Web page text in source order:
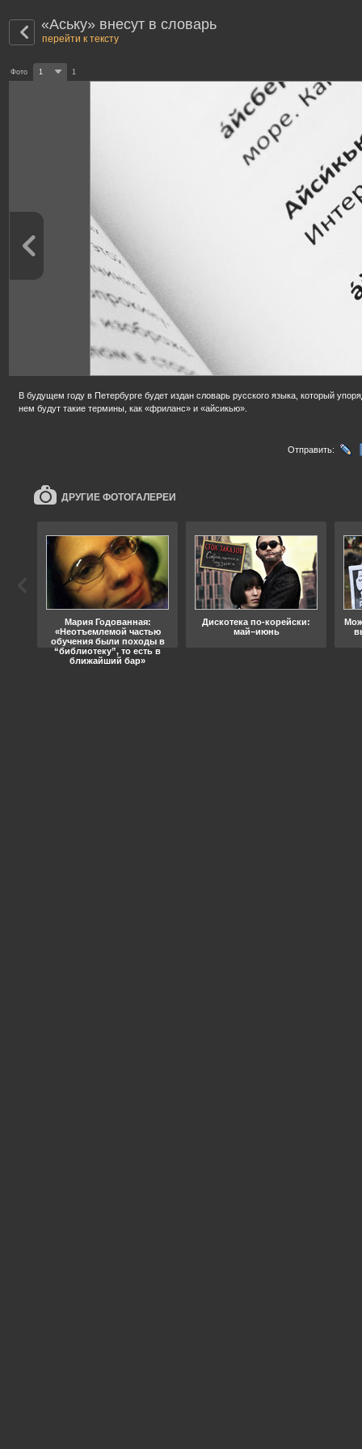
«Аську» внесут в словарь
перейти к тексту
Фото 1 1
В будущем году в Петербурге будет издан словарь русского языка, который
нем будут такие термины, как «фриланс» и «айсикью».
Отправить:
ДРУГИЕ ФОТОГАЛЕРЕИ
Мария Годованная:
«Неотъемлемой частью
обучения были походы в
“библиотеку”, то есть в
ближайший бар»
Дискотека по-корейски:
май–июнь